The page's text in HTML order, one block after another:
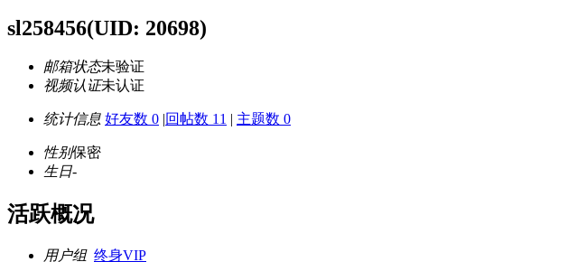
sl258456(UID: 20698)
邮箱状态未验证
视频认证未认证
统计信息 好友数 0 |回帖数 11 | 主题数 0
性别保密
生日-
活跃概况
用户组 终身VIP